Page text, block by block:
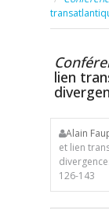
lien
Alain
et lien
126-143